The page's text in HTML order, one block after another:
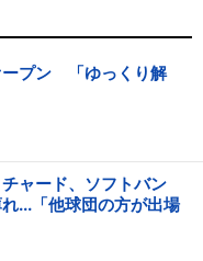
ープン 「ゆっくり解
ャード、ソフトバン
...「他球団の方が出場